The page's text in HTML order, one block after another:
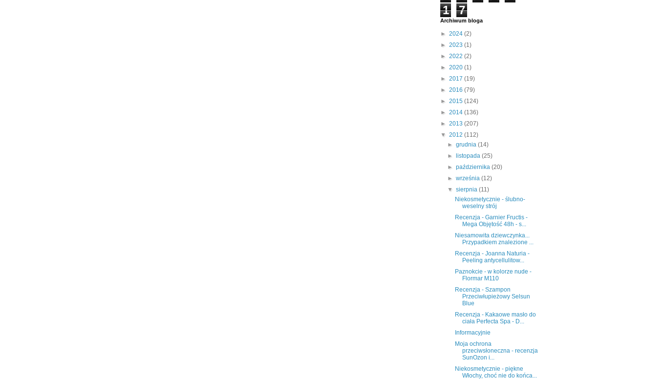
1
7
Archiwum bloga
► 2024 (2)
► 2023 (1)
► 2022 (2)
► 2020 (1)
► 2017 (19)
► 2016 (79)
► 2015 (124)
► 2014 (136)
► 2013 (207)
▼ 2012 (112)
►grudnia(14)
►
listopada(25)
►października(20)
►września(12)
▼sierpnia(11)
Niekosmetycznie - ślubno-
weselny strój
Recenzja - Garnier Fructis -
Mega Objętość 48h - s...
Niesamowita dziewczynka...
Przypadkiem znalezione ...
Recenzja - Joanna Naturia -
Peeling antycellulitow...
Paznokcie - w kolorze nude -
Flormar M110
Recenzja - Szampon
Przeciwłupieżowy Selsun
Blue
Recenzja - Kakaowe masło do
ciała Perfecta Spa - D...
Informacyjnie
Moja ochrona
przeciwsłoneczna - recenzja
SunOzon i...
Niekosmetycznie - piękne
Włochy, choć nie do końca...